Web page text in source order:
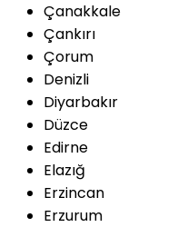
Çanakkale
Çankırı
Çorum
Denizli
Diyarbakır
Düzce
Edirne
Elazığ
Erzincan
Erzurum